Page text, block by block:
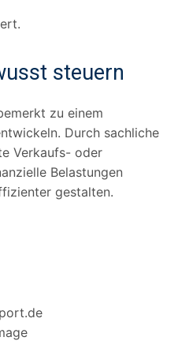
steuern
zu einem
Durch sachliche
Verkaufs- oder
Belastungen
gestalten.